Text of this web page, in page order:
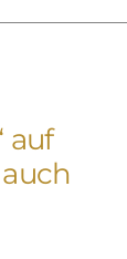
auf